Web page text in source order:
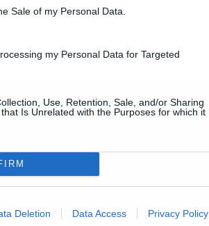
Sale of my Personal Data.
my Personal Data for Targeted
Use, Retention, Sale, and/or Sharing
Is Unrelated with the Purposes for which it
Deletion Data Access Privacy Policy